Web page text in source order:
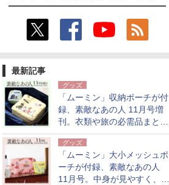
最新記事
グッズ
「ムーミン」収納ポーチが付
録、素敵なあの人 11月号増
刊。衣類や旅の必需品まとま
る大小2個セット
グッズ
「ムーミン」大小メッシュポ
ーチが付録、素敵なあの人
11月号。中身が見やすく、温